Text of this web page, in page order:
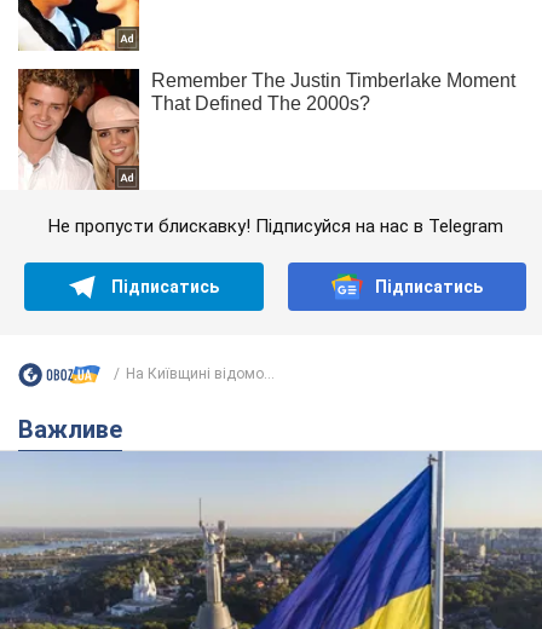
Не пропусти блискавку! Підписуйся на нас в Telegram
Підписатись Підписатись
На Київщині відомо...
Важливе